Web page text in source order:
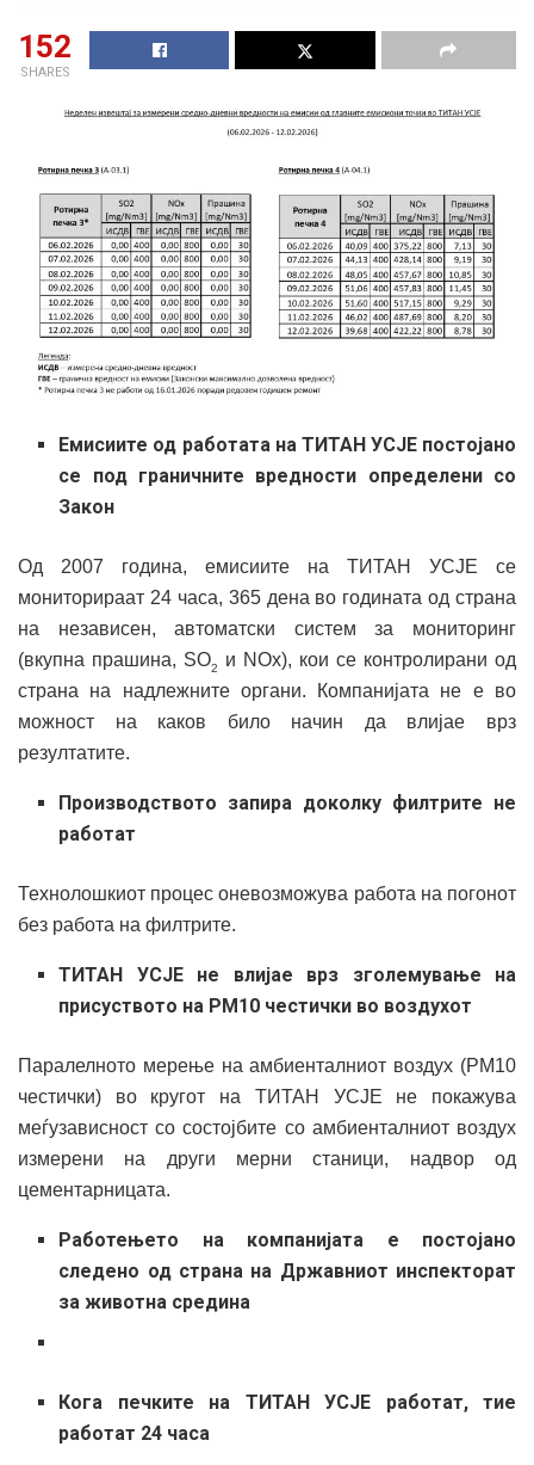
152
SHARES
Емисиите од работата на ТИТАН УСЈЕ постојано
се под граничните вредности определени со
Закон
Од 2007 година, емисиите на ТИТАН УСЈЕ се
мониторираат 24 часа, 365 дена во годината од страна
на независен, автоматски систем за мониторинг
(вкупна прашина, SO2
и NOx), кои се контролирани од
страна на надлежните органи. Компанијата не е во
можност на каков било начин да влијае врз
резултатите.
Производството запира доколку филтрите не
работат
Технолошкиот процес оневозможува работа на погонот
без работа на филтрите.
ТИТАН УСЈЕ не влијае врз зголемување на
присуството на PM10 честички во воздухот
Паралелното мерење на амбиенталниот воздух (PM10
честички) во кругот на ТИТАН УСЈЕ не покажува
меѓузависност со состојбите со амбиенталниот воздух
измерени на други мерни станици, надвор од
цементарницата.
Работењето на компанијата е постојано
следено од страна на Државниот инспекторат
за животна средина
Кога печките на ТИТАН УСЈЕ работат, тие
работат 24 часа